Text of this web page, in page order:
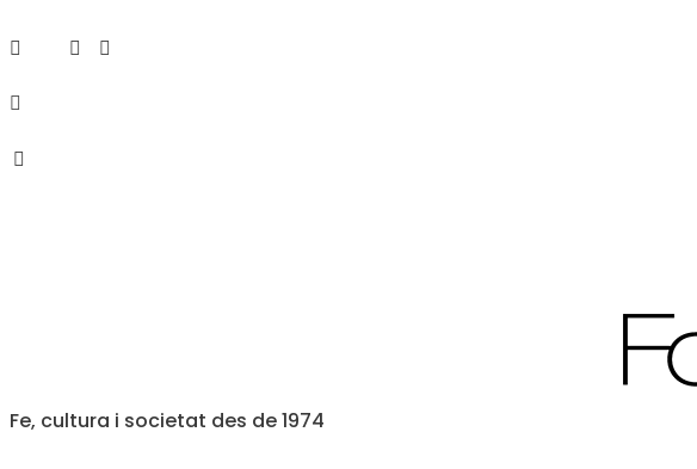
Fe, cultura i societat des de 1974